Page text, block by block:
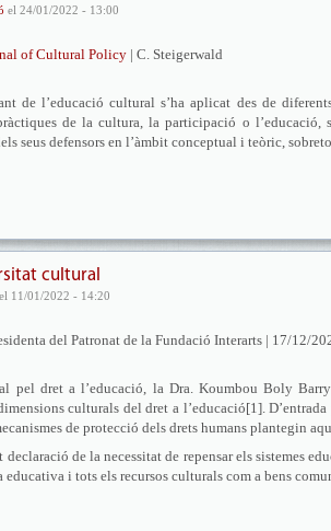
el 24/01/2022 - 13:00
of Cultural Policy | C. Steigerwald
de l’educació cultural s’ha aplicat des de
de la cultura, la participació o l’educació,
seus defensors en l’àmbit conceptual i teòric,
cultural
el 11/01/2022 - 14:20
del Patronat de la Fundació Interarts | 17/12/
pel dret a l’educació, la Dra. Koumbou Boly
culturals del dret a l’educació[1].
de protecció dels drets humans plantegin
de la necessitat de repensar els sistemes
i tots els recursos culturals com a bens